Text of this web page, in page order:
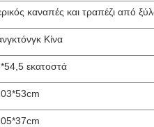
καναπές και τραπέζι από
Κίνα
εκατοστά